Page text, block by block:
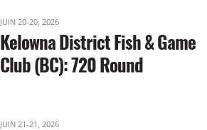
JUIN 20-20, 2026
Kelowna District Fish & Game
Club (BC): 720 Round
JUIN 21-21, 2026